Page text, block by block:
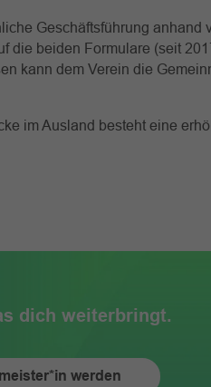
Geschäftsführung anhand
die beiden Formulare (seit
kann dem Verein die
im Ausland besteht eine
dich weiterbringt.
werden